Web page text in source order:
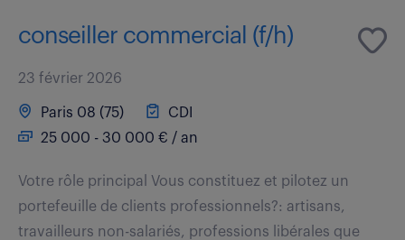
conseiller commercial (f/h)
23 février 2026
Paris 08 (75)
CDI
25 000 - 30 000 € / an
Votre rôle principal Vous constituez et pilotez un
portefeuille de clients professionnels?: artisans,
travailleurs non-salariés, professions libérales que